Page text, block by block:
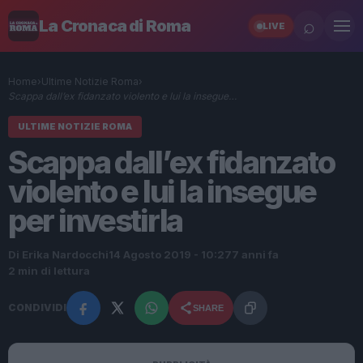
La Cronaca di Roma LIVE ⌕
Home› Ultime Notizie Roma›
Scappa dall’ex fidanzato violento e lui la insegue…
ULTIME NOTIZIE ROMA
Scappa dall’ex fidanzato
violento e lui la insegue
per investirla
Di Erika Nardocchi 14 Agosto 2019 - 10:277 anni fa
2 min di lettura
CONDIVIDI SHARE